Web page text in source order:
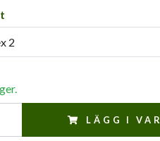
2
LÄGG I